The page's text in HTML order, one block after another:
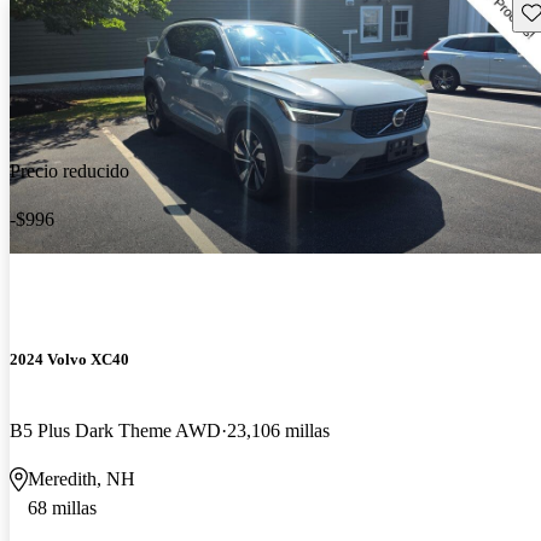
Precio reducido
-$996
2024 Volvo XC40
B5 Plus Dark Theme AWD 23,106 millas
Meredith, NH
68 millas